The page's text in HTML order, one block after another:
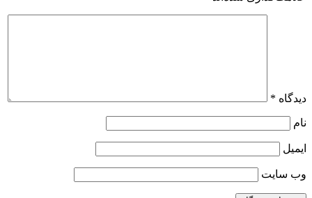
دیدگاه *
نام
ایمیل
وب‌ سایت